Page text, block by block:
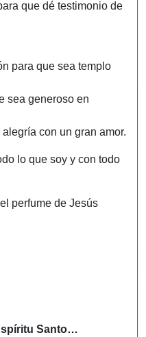
que dé testimonio de
para que sea templo
sea generoso en
con un gran amor.
lo que soy y con todo
perfume de Jesús
Santo…